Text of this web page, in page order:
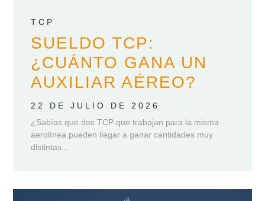
TCP
SUELDO TCP:
¿CUÁNTO GANA UN
AUXILIAR AÉREO?
22 DE JULIO DE 2026
¿Sabías que dos TCP que trabajan para la misma
aerolínea pueden llegar a ganar cantidades muy
distintas...